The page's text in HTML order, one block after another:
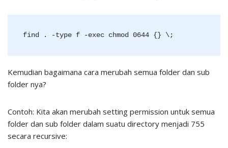
find . -type f -exec chmod 0644 {} \;
Kemudian bagaimana cara merubah semua folder dan sub
folder nya?
Contoh: Kita akan merubah setting permission untuk semua
folder dan sub folder dalam suatu directory menjadi 755
secara recursive: